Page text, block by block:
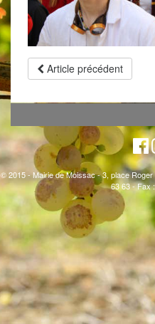
Article précédent
© 2015 - Mairie de Moissac - 3, place
63 63 - Fax